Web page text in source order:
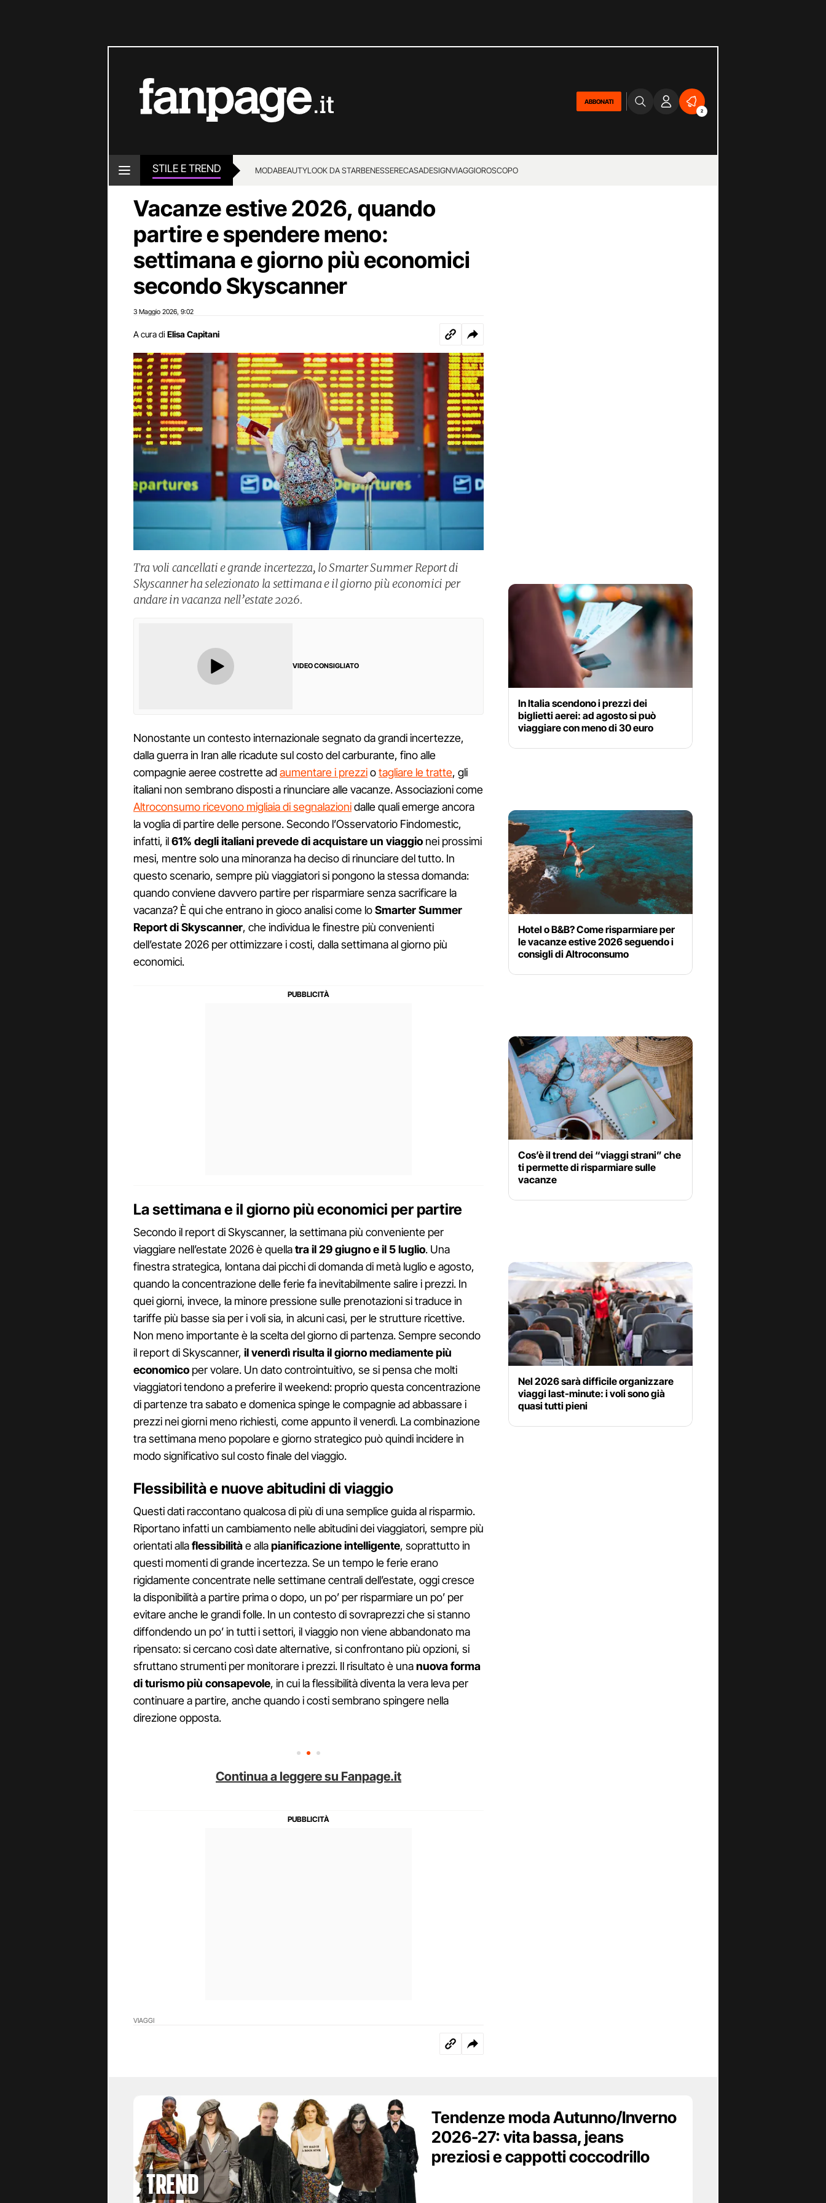
ABBONATI
2
STILE E TREND MODABEAUTYLOOK DA STARBENESSERECASADESIGNVIAGGIOROSCOPO
Vacanze estive 2026, quando
partire e spendere meno:
settimana e giorno più economici
secondo Skyscanner
3 Maggio 2026 9:02
A cura di Elisa Capitani
Tra voli cancellati e grande incertezza, lo Smarter Summer Report di
Skyscanner ha selezionato la settimana e il giorno più economici per
andare in vacanza nell’estate 2026.
VIDEO CONSIGLIATO
Nonostante un contesto internazionale segnato da grandi incertezze,
dalla guerra in Iran alle ricadute sul costo del carburante, fino alle
compagnie aeree costrette adaumentare i prezziotagliare le tratte, gli
italiani non sembrano disposti a rinunciare alle vacanze. Associazioni come
Altroconsumo ricevono migliaia di segnalazionidalle quali emerge ancora
la voglia di partire delle persone. Secondo l’Osservatorio Findomestic,
infatti, il61% degli italiani prevede di acquistare un viaggio nei prossimi
mesi, mentre solo una minoranza ha deciso di rinunciare del tutto. In
questo scenario, sempre più viaggiatori si pongono la stessa domanda:
quando conviene davvero partire per risparmiare senza sacrificare la
vacanza? È qui che entrano in gioco analisi come loSmarter Summer
Report di Skyscanner, che individua le finestre più convenienti
dell’estate 2026 per ottimizzare i costi, dalla settimana al giorno più
economici.
La settimana e il giorno più economici per partire
Secondo il report di Skyscanner, la settimana più conveniente per
viaggiare nell’estate 2026 è quellatra il 29 giugno e il 5 luglio. Una
finestra strategica, lontana dai picchi di domanda di metà luglio e agosto,
quando la concentrazione delle ferie fa inevitabilmente salire i prezzi. In
quei giorni, invece, la minore pressione sulle prenotazioni si traduce in
tariffe più basse sia per i voli sia, in alcuni casi, per le strutture ricettive.
Non meno importante è la scelta del giorno di partenza. Sempre secondo
il report di Skyscanner, il venerdì risulta il giorno mediamente più
economico per volare. Un dato controintuitivo, se si pensa che molti
viaggiatori tendono a preferire il weekend: proprio questa concentrazione
di partenze tra sabato e domenica spinge le compagnie ad abbassare i
prezzi nei giorni meno richiesti, come appunto il venerdì. La combinazione
tra settimana meno popolare e giorno strategico può quindi incidere in
modo significativo sul costo finale del viaggio.
Flessibilità e nuove abitudini di viaggio
Questi dati raccontano qualcosa di più di una semplice guida al risparmio.
Riportano infatti un cambiamento nelle abitudini dei viaggiatori, sempre più
orientati allaflessibilitàe allapianificazione intelligente, soprattutto in
questi momenti di grande incertezza. Se un tempo le ferie erano
rigidamente concentrate nelle settimane centrali dell’estate, oggi cresce
la disponibilità a partire prima o dopo, un po’ per risparmiare un po’ per
evitare anche le grandi folle. In un contesto di sovraprezzi che si stanno
diffondendo un po’ in tutti i settori, il viaggio non viene abbandonato ma
ripensato: si cercano così date alternative, si confrontano più opzioni, si
sfruttano strumenti per monitorare i prezzi. Il risultato è unanuova forma
di turismo più consapevole, in cui la flessibilità diventa la vera leva per
continuare a partire, anche quando i costi sembrano spingere nella
direzione opposta.
Continua a leggere su Fanpage.it
VIAGGI
In Italia scendono i prezzi dei
biglietti aerei: ad agosto si può
viaggiare con meno di 30 euro
Hotel o B&B? Come risparmiare per
le vacanze estive 2026 seguendo i
consigli di Altroconsumo
Cos’è il trend dei “viaggi strani” che
ti permette di risparmiare sulle
vacanze
Nel 2026 sarà difficile organizzare
viaggi last-minute: i voli sono già
quasi tutti pieni
Trend
Tendenze moda Autunno/Inverno
2026-27: vita bassa, jeans
preziosi e cappotti coccodrillo